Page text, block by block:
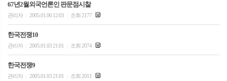
67년2월외국언론인 판문점시찰
관리자 2005.01.06 12:03 조회 2177
한국전쟁10
관리자 2005.01.03 21:01 조회 2074
한국전쟁9
관리자 2005.01.03 21:01 조회 2011